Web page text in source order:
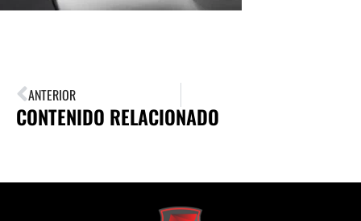
ANTERIOR
CONTENIDO RELACIONADO